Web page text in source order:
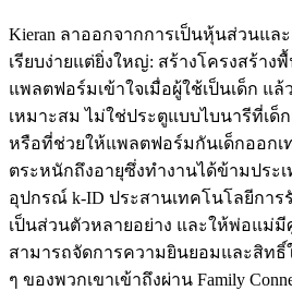
Kieran ลาออกจากการเป็นหุ้นส่วนแล
เรียบง่ายแต่ยิ่งใหญ่: สร้างโครงสร้าง
แพลตฟอร์มเข้าใจเมื่อผู้ใช้เป็นเด็ก แ
เหมาะสม ไม่ใช่ประตูแบบไบนารีที่เด็
หรือที่ช่วยให้แพลตฟอร์มกันเด็กออกเ
ตระหนักถึงอายุซึ่งทำงานได้ข้ามประ
อุปกรณ์ k-ID ประสานเทคโนโลยีการ
เป็นส่วนตัวหลายอย่าง และให้พ่อแม่มี
สามารถจัดการความยินยอมและสิทธิ์
ๆ ของพวกเขาเข้าถึงผ่าน Family